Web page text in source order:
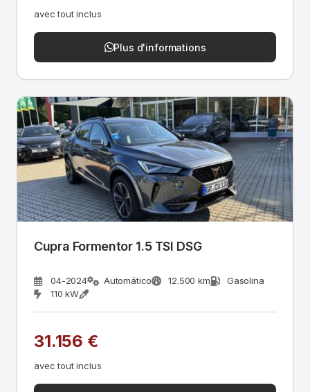
avec tout inclus
Plus d'informations
Cupra Formentor 1.5 TSI DSG
04-2024 Automático 12.500 km
Gasolina
110 kW
31.156 €
avec tout inclus